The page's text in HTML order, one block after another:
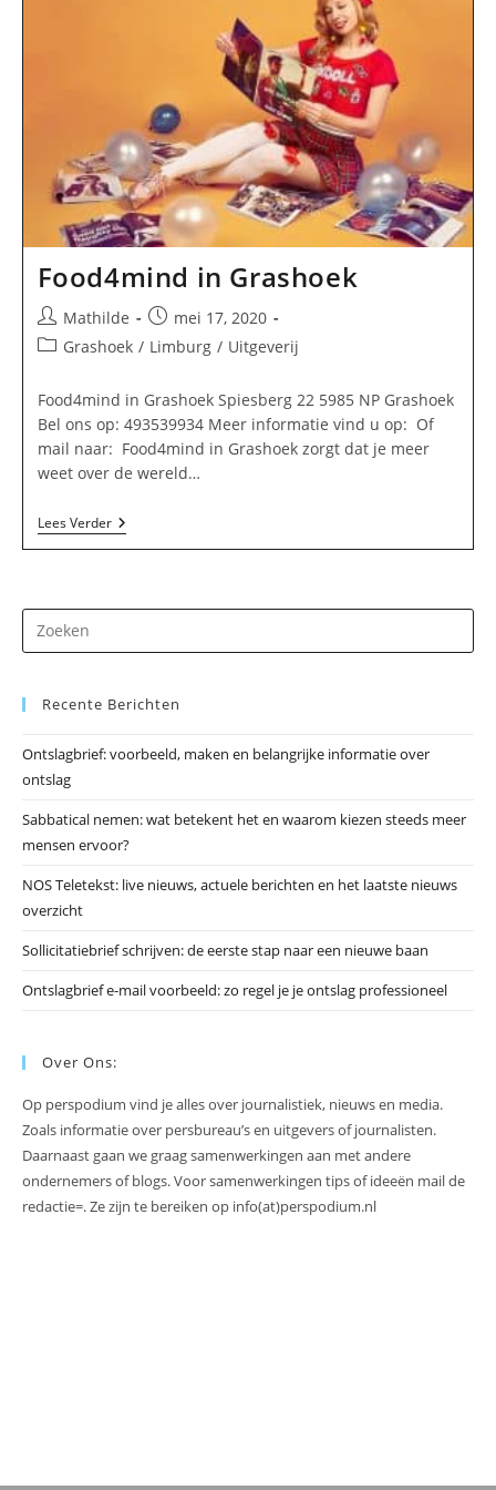
Food4mind in Grashoek
Bericht
auteur:
Mathilde
Bericht
gepubliceerd
mei 17, 2020
Berichtcategorie:
Grashoek / Limburg / Uitgeverij
Food4mind in Grashoek Spiesberg 22 5985 NP Grashoek
Bel ons op: 493539934 Meer informatie vind u op: Of
mail naar: Food4mind in Grashoek zorgt dat je meer
weet over de wereld…
Lees VerderFood4mind
In
op
Recente Berichten
Ontslagbrief: voorbeeld, maken en belangrijke informatie over
ontslag
Sabbatical nemen: wat betekent het en waarom kiezen steeds meer
mensen ervoor?
NOS Teletekst: live nieuws, actuele berichten en het laatste nieuws
overzicht
Sollicitatiebrief schrijven: de eerste stap naar een nieuwe baan
Ontslagbrief e-mail voorbeeld: zo regel je je ontslag professioneel
Over Ons:
Op perspodium vind je alles over journalistiek, nieuws en media.
Zoals informatie over persbureau’s en uitgevers of journalisten.
Daarnaast gaan we graag samenwerkingen aan met andere
ondernemers of blogs. Voor samenwerkingen tips of ideeën mail de
redactie=. Ze zijn te bereiken op info(at)perspodium.nl